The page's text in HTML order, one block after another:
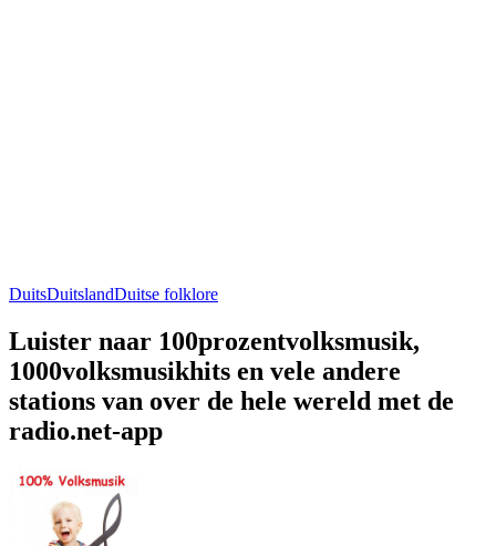
DuitsDuitslandDuitse folklore
Luister naar 100prozentvolksmusik,
1000volksmusikhits en vele andere
stations van over de hele wereld met de
radio.net-app